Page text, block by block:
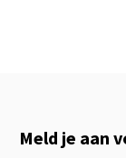
Meld je aan